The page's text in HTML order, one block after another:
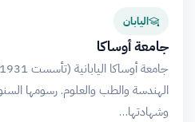
اليابان
جامعة أوساكا
وشهادتها…